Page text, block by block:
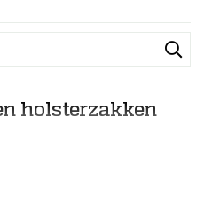
holsterzakken